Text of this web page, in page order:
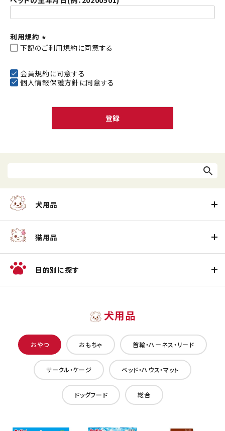
利用規約
(
須
)
下記のご利用規約に同意する
会員規約に同意する
個人情報保護方針 に同意する
登録
犬用品
猫用品
目的別に探す
犬用品
おやつ おもちゃ 首輪・ハーネス・リード
サークル・ケージ ベッド・ハウス・マット
ドッグフード 総合